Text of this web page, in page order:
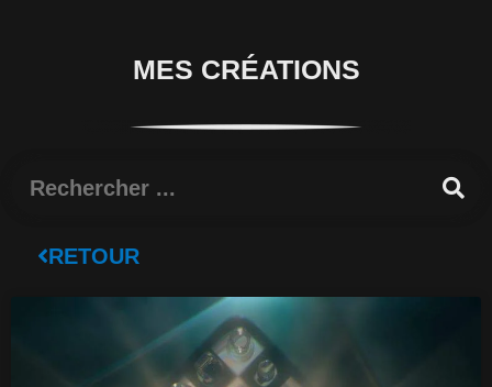
MES CRÉATIONS
Rechercher
RETOUR
PagePage